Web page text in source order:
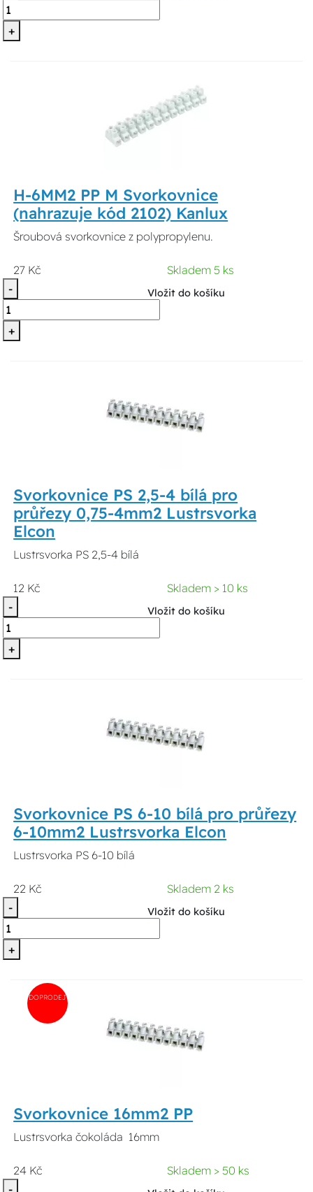
+
H-6MM2 PP M Svorkovnice
(nahrazuje kód 2102) Kanlux
Šroubová svorkovnice z polypropylenu.
27 Kč
Skladem 5 ks
-
+
Vložit do košíku
Svorkovnice PS 2,5-4 bílá pro
průřezy 0,75-4mm2 Lustrsvorka
Elcon
Lustrsvorka PS 2,5-4 bílá
12 Kč
Skladem > 10 ks
-
+
Vložit do košíku
Svorkovnice PS 6-10 bílá pro průřezy
6-10mm2 Lustrsvorka Elcon
Lustrsvorka PS 6-10 bílá
22 Kč
Skladem 2 ks
-
+
Vložit do košíku
DOPRODEJ
Svorkovnice 16mm2 PP
Lustrsvorka čokoláda 16mm
24 Kč
Skladem > 50 ks
-